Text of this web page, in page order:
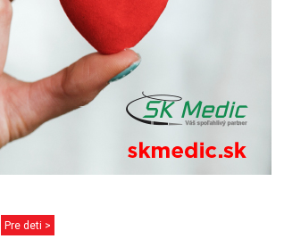
Pre deti >